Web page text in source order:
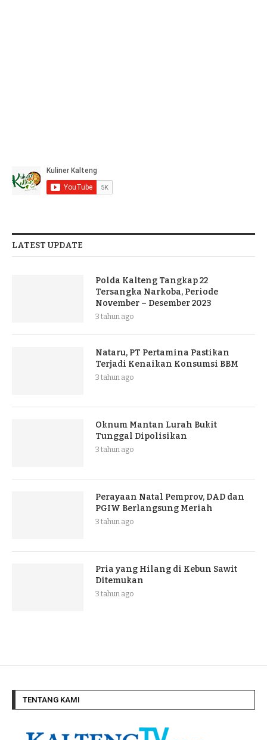
LATEST UPDATE
Polda Kalteng Tangkap 22
Tersangka Narkoba, Periode
November – Desember 2023
3 tahun ago
Nataru, PT Pertamina Pastikan
Terjadi Kenaikan Konsumsi BBM
3 tahun ago
Oknum Mantan Lurah Bukit
Tunggal Dipolisikan
3 tahun ago
Perayaan Natal Pemprov, DAD dan
PGIW Berlangsung Meriah
3 tahun ago
Pria yang Hilang di Kebun Sawit
Ditemukan
3 tahun ago
TENTANG KAMI